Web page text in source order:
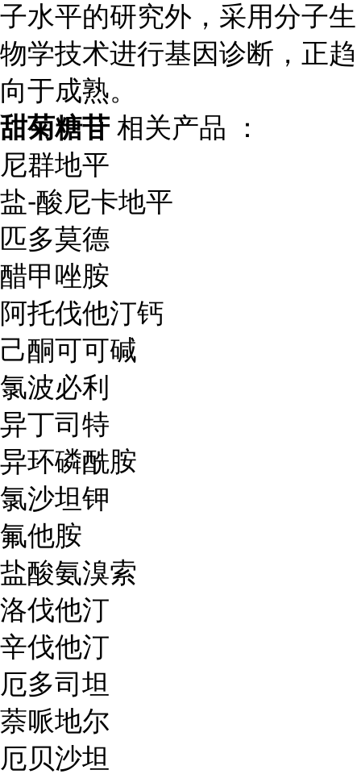
子水平的研究外，采用分子生
物学技术进行基因诊断，正趋
向于成熟。
甜菊糖苷 相关产品 ：
尼群地平
盐-酸尼卡地平
匹多莫德
醋甲唑胺
阿托伐他汀钙
己酮可可碱
氯波必利
异丁司特
异环磷酰胺
氯沙坦钾
氟他胺
盐酸氨溴索
洛伐他汀
辛伐他汀
厄多司坦
萘哌地尔
厄贝沙坦